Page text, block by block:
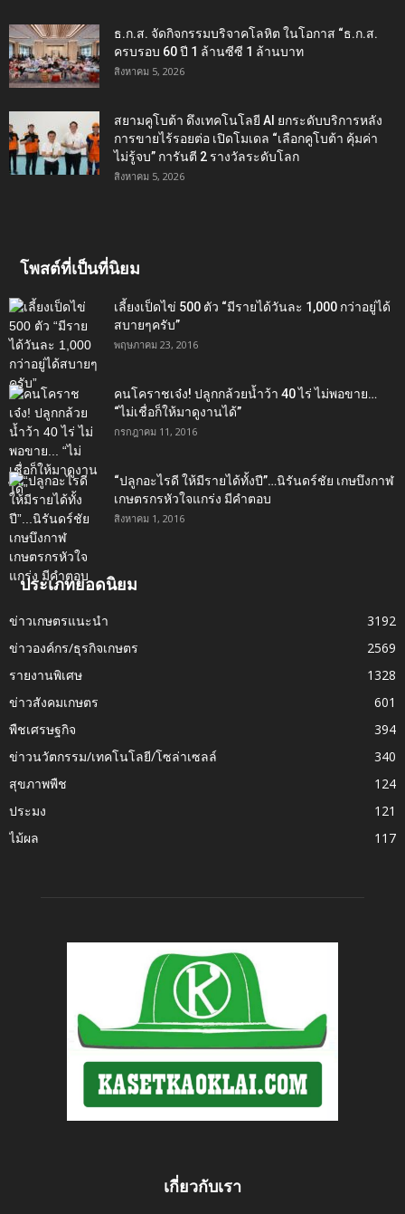
ธ.ก.ส. จัดกิจกรรมบริจาคโลหิต ในโอกาส “ธ.ก.ส.
ครบรอบ 60 ปี 1 ล้านซีซี 1 ล้านบาท
สิงหาคม 5, 2026
สยามคูโบต้า ดึงเทคโนโลยี AI ยกระดับบริการหลัง
การขายไร้รอยต่อ เปิดโมเดล “เลือกคูโบต้า คุ้มค่า
ไม่รู้จบ” การันตี 2 รางวัลระดับโลก
สิงหาคม 5, 2026
โพสต์ที่เป็นที่นิยม
เลี้ยงเป็ดไข่ 500 ตัว “มีรายได้วันละ 1,000 กว่าอยู่ได้
สบายๆครับ”
พฤษภาคม 23, 2016
คนโคราชเจ๋ง! ปลูกกล้วยน้ำว้า 40 ไร่ ไม่พอขาย…
“ไม่เชื่อก็ให้มาดูงานได้”‬
กรกฎาคม 11, 2016
“ปลูกอะไรดี ให้มีรายได้ทั้งปี”…นิรันดร์ชัย เกษบึงกาฬ
เกษตรกรหัวใจแกร่ง มีคำตอบ
สิงหาคม 1, 2016
ประเภทยอดนิยม
ข่าวเกษตรแนะนำ
3192
ข่าวองค์กร/ธุรกิจเกษตร
2569
รายงานพิเศษ
1328
ข่าวสังคมเกษตร
601
พืชเศรษฐกิจ
394
ข่าวนวัตกรรม/เทคโนโลยี/โซล่าเซลล์
340
สุขภาพพืช
124
ประมง
121
ไม้ผล
117
เกี่ยวกับเรา